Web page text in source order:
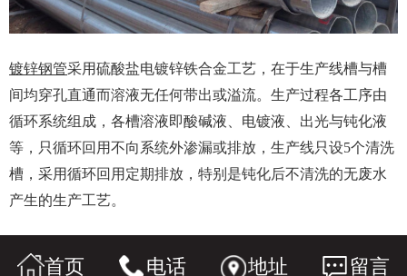
镀锌钢管采用硫酸盐电镀锌铁合金工艺，在于生产线槽与槽
间均穿孔直通而溶液无任何带出或溢流。生产过程各工序由
循环系统组成，各槽溶液即酸碱液、电镀液、出光与钝化液
等，只循环回用不向系统外渗漏或排放，生产线只设5个清洗
槽，采用循环回用定期排放，特别是钝化后不清洗的无废水
产生的生产工艺。
首页 电话 地址 留言